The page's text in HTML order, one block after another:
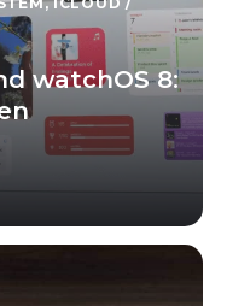
watchOS 8: